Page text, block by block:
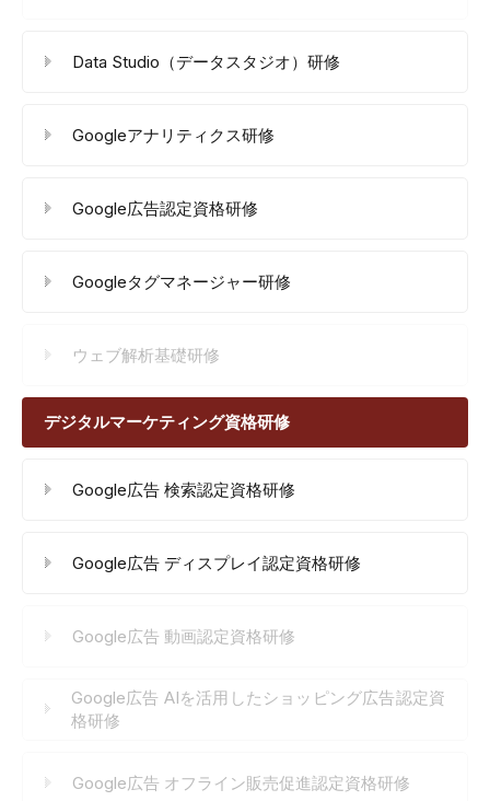
Data Studio（データスタジオ）研修
Googleアナリティクス研修
Google広告認定資格研修
Googleタグマネージャー研修
ウェブ解析基礎研修
デジタルマーケティング資格研修
Google広告 検索認定資格研修
Google広告 ディスプレイ認定資格研修
Google広告 動画認定資格研修
Google広告 AIを活用したショッピング広告認定資
格研修
Google広告 オフライン販売促進認定資格研修